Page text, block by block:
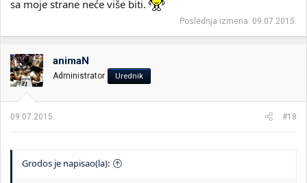
sa moje strane neće više biti.
Poslednja izmena: 09.07.2015.
animaN
Administrator Urednik
09.07.2015. #18
Grodos je napisao(la):